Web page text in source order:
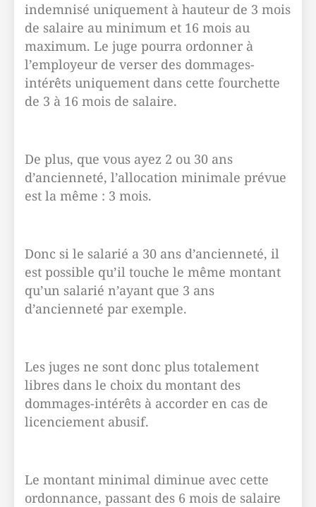
indemnisé uniquement à hauteur de 3 mois
de salaire au minimum et 16 mois au
maximum. Le juge pourra ordonner à
l’employeur de verser des dommages-
intérêts uniquement dans cette fourchette
de 3 à 16 mois de salaire.
De plus, que vous ayez 2 ou 30 ans
d’ancienneté, l’allocation minimale prévue
est la même : 3 mois.
Donc si le salarié a 30 ans d’ancienneté, il
est possible qu’il touche le même montant
qu’un salarié n’ayant que 3 ans
d’ancienneté par exemple.
Les juges ne sont donc plus totalement
libres dans le choix du montant des
dommages-intérêts à accorder en cas de
licenciement abusif.
Le montant minimal diminue avec cette
ordonnance, passant des 6 mois de salaire